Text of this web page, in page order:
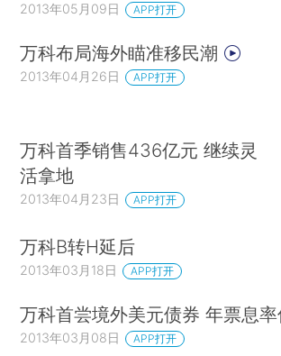
2013年05月09日 APP打开
万科布局海外瞄准移民潮
2013年04月26日 APP打开
万科首季销售436亿元 继续灵
活拿地
2013年04月23日 APP打开
万科B转H延后
2013年03月18日 APP打开
万科首尝境外美元债券 年票息
2013年03月08日 APP打开